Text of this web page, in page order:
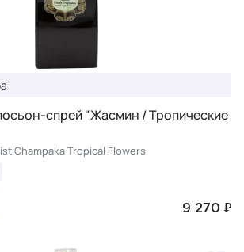
спрей "Жасмин / Тропические
Champaka Tropical Flowers
9 270 ₽